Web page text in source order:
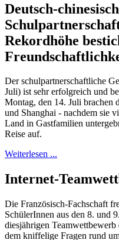
Deutsch-
Rekordhöhe
Der schulpartnerschaftliche
Juli) ist sehr erfolgreich und
Montag, den 14. Juli brachen
und Shanghai - nachdem sie
Land in Gastfamilien
Reise auf.
Weiterlesen ...
Internet-
Die Französisch-Fachschaft
SchülerInnen aus den 8. und
diesjährigen
dem kniffelige Fragen rund